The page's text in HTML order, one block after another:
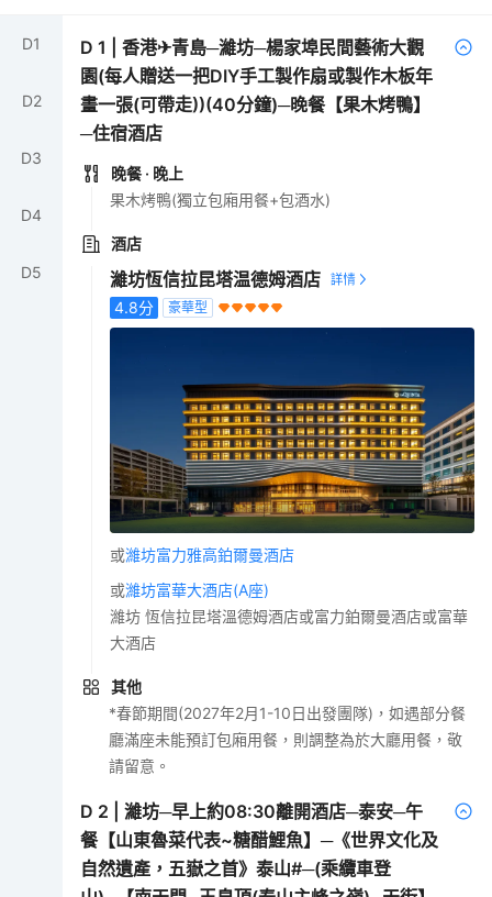
D1
D2
D3
D4
D5
D1 |香港✈青島─濰坊─楊家埠民間藝術大觀
園(每人贈送一把DIY手工製作扇或製作木板年
畫一張(可帶走))(40分鐘)─晚餐【果木烤鴨】
─住宿酒店
晚餐 · 晚上
果木烤鴨(獨立包廂用餐+包酒水)
酒店
濰坊恆信拉昆塔温德姆酒店
4.8分 豪華型
或濰坊富力雅高鉑爾曼酒店
或濰坊富華大酒店(A座)
濰坊 恆信拉昆塔溫德姆酒店或富力鉑爾曼酒店或富華
大酒店
其他
*春節期間(2027年2月1-10日出發團隊)，如遇部分餐
廳滿座未能預訂包廂用餐，則調整為於大廳用餐，敬
請留意。
D 2 |濰坊─早上約08:30離開酒店─泰安─午
餐【山東魯菜代表~糖醋鯉魚】─《世界文化及
自然遺產，五嶽之首》泰山#─(乘纜車登